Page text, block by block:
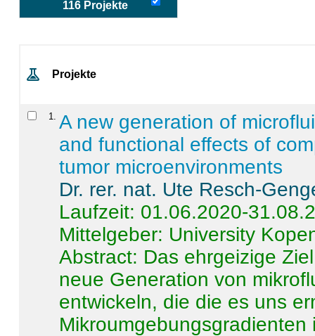
116 Projekte
Projekte
1
A new generation of
and functional effects of
tumor microenvironments
Dr. rer. nat. Ute Resch-
Laufzeit: 01.06.2020-
Mittelgeber: University
Abstract: Das ehrgeizige
neue Generation von
entwickeln, die die es uns
Mikroumgebungsgradienten